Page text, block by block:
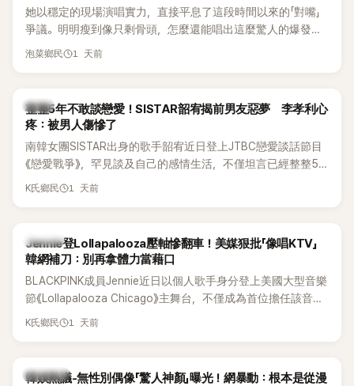
她以穩定的現場演唱實力，直接平息了這段時間以來的「對嘴」
爭議。明明瘦到像只剩骨頭，怎麼還能唱出這麼驚人的爆發力
和音量？
泡菜鄉民 1 天前
韓星
整整5年不敢談戀愛！SISTAR韶宥揭前男友惡夢 李孝利心
疼：被男人傷慘了
南韓女團SISTAR出身的歌手韶宥近日登上JTBC戀愛談話節目
《戀愛戰爭》，罕見談及自己的感情生活，不僅坦言已經整整5
年沒有談戀愛，更首度透露空窗至今的原因，全與上一段戀情
K氏鄉民 1 天前
K-POP
Jennie登Lollapalooza壓軸慘翻車！美媒狠批「像唱KTV」
韓網補刀：別再拿體力當藉口
BLACKPINK成員Jennie近日以個人歌手身分登上美國大型音樂
節《Lollapalooza Chicago》主舞台，不僅成為首位擔任該音樂
節Headliner（壓軸主秀）的K-POP女SOLO歌手，寫下全新紀
形容整場演出「就像一場豪華KTV」。
K氏鄉民 1 天前
熱議討論
韓娛熱議-無性別偶像「驚人神顏」曝光！網暴動：根本是從漫